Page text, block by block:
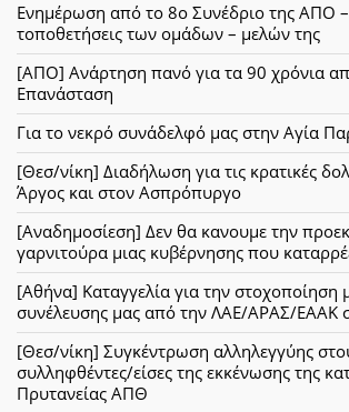
Ενημέρωση από το 8ο Συνέδριο της ΑΠΟ
τοποθετήσεις των ομάδων – μελών της
[ΑΠΟ] Ανάρτηση πανό για τα 90 χρόνια
Επανάσταση
Για το νεκρό συνάδελφό μας στην Αγία
[Θεσ/νίκη] Διαδήλωση για τις κρατικές
Άργος και στον Ασπρόπυργο
[Αναδημοσίεση] Δεν θα κανουμε την
γαρνιτούρα μιας κυβέρνησης που
[Αθήνα] Καταγγελία για την στοχοποίηση
συνέλευσης μας από την ΛΑΕ/ΑΡΑΣ/ΕΑΑΚ
[Θεσ/νίκη] Συγκέντρωση αλληλεγγύης
συλληφθέντες/είσες της εκκένωσης της
Πρυτανείας ΑΠΘ